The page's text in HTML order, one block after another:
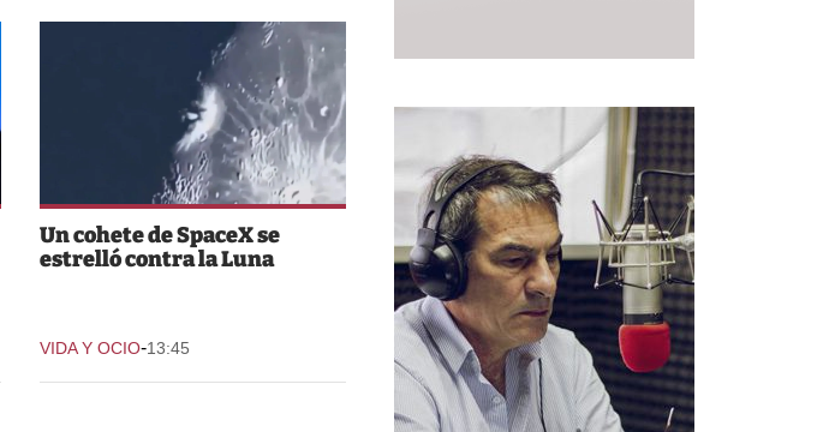
Un cohete de SpaceX se
estrelló contra la Luna
VIDA Y OCIO-13:45